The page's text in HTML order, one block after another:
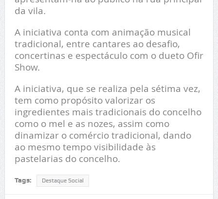
da vila.
A iniciativa conta com animação musical
tradicional, entre cantares ao desafio,
concertinas e espectáculo com o dueto Ofir
Show.
A iniciativa, que se realiza pela sétima vez,
tem como propósito valorizar os
ingredientes mais tradicionais do concelho
como o mel e as nozes, assim como
dinamizar o comércio tradicional, dando
ao mesmo tempo visibilidade às
pastelarias do concelho.
Tags: Destaque Social